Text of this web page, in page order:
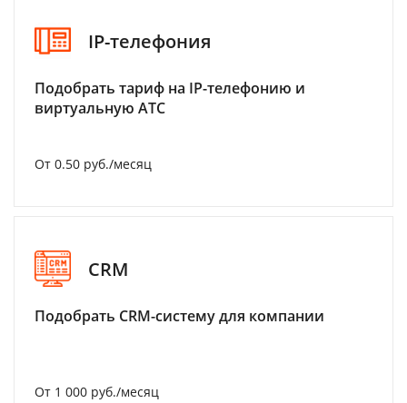
IP-телефония
Подобрать тариф на IP-телефонию и
виртуальную АТС
От 0.50 руб./месяц
CRM
Подобрать CRM-систему для компании
От 1 000 руб./месяц